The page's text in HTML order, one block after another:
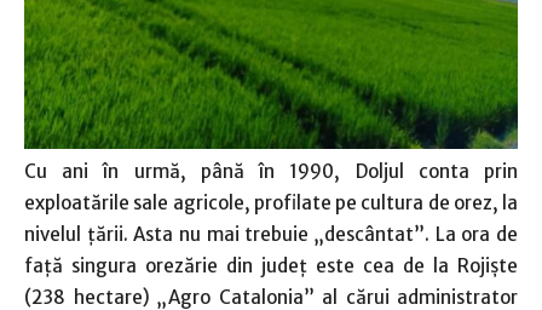
Cu ani în urmă, până în 1990, Doljul conta prin
exploatările sale agricole, profilate pe cultura de orez, la
nivelul ţării. Asta nu mai trebuie „descântat”. La ora de
faţă singura orezărie din judeţ este cea de la Rojişte
(238 hectare) „Agro Catalonia” al cărui administrator